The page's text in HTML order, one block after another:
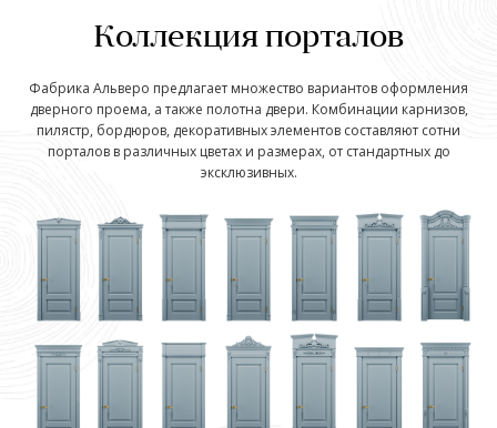
Коллекция порталов
Фабрика Альверо предлагает множество вариантов оформления
дверного проема, а также полотна двери. Комбинации карнизов,
пилястр, бордюров, декоративных элементов составляют сотни
порталов в различных цветах и размерах, от стандартных до
эксклюзивных.